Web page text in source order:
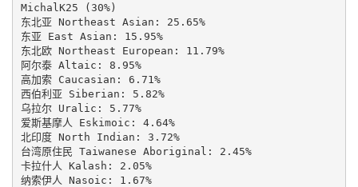
MichalK25 (30%)
东北亚 Northeast Asian: 25.65%
东亚 East Asian: 15.95%
东北欧 Northeast European: 11.79%
阿尔泰 Altaic: 8.95%
高加索 Caucasian: 6.71%
西伯利亚 Siberian: 5.82%
乌拉尔 Uralic: 5.77%
爱斯基摩人 Eskimoic: 4.64%
北印度 North Indian: 3.72%
台湾原住民 Taiwanese Aboriginal: 2.45%
卡拉什人 Kalash: 2.05%
纳索伊人 Nasoic: 1.67%